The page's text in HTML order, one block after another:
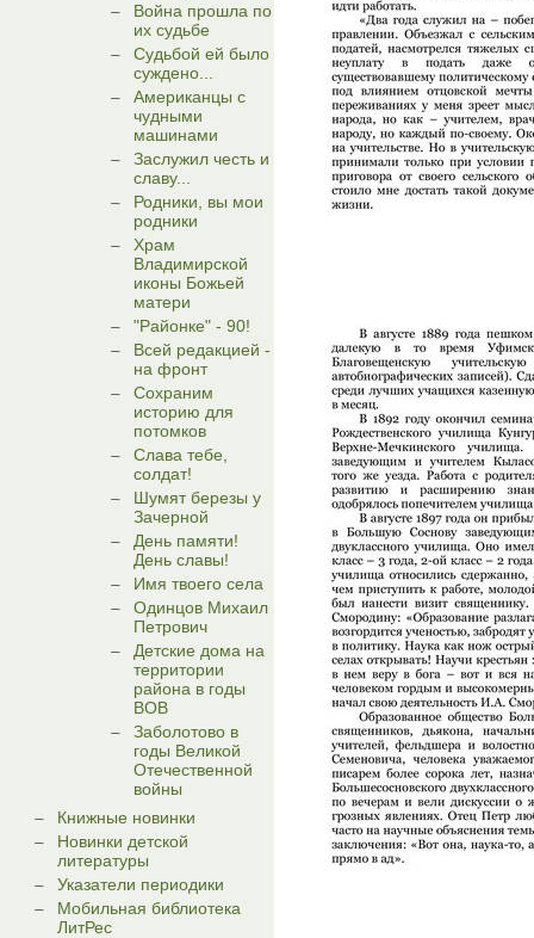
Война прошла по
их судьбе
Судьбой ей было
суждено...
Американцы с
чудными
машинами
Заслужил честь и
славу...
Родники, вы мои
родники
Храм
Владимирской
иконы Божьей
матери
"Районке" - 90!
Всей редакцией -
на фронт
Сохраним
историю для
потомков
Слава тебе,
солдат!
Шумят березы у
Зачерной
День памяти!
День славы!
Имя твоего села
Одинцов Михаил
Петрович
Детские дома на
территории
района в годы
ВОВ
Заболотово в
годы Великой
Отечественной
войны
Книжные новинки
Новинки детской
литературы
Указатели периодики
Мобильная библиотека
ЛитРес